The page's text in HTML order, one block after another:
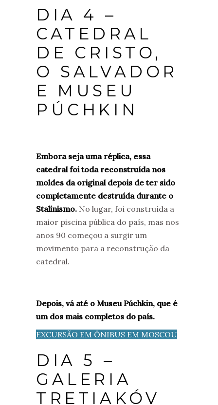
DIA 4 –
CATEDRAL
DE CRISTO,
O SALVADOR
E MUSEU
PÚCHKIN
Embora seja uma réplica, essa
catedral foi toda reconstruída nos
moldes da original depois de ter sido
completamente destruída durante o
Stalinismo. No lugar, foi construída a
maior piscina pública do país, mas nos
anos 90 começou a surgir um
movimento para a reconstrução da
catedral.
Depois, vá até o Museu Púchkin, que é
um dos mais completos do país.
EXCURSÃO EM ÔNIBUS EM MOSCOU
DIA 5 –
GALERIA
TRETIAKÓV